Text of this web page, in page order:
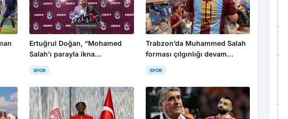
Ertuğrul Doğan, “Mohamed
Salah’ı parayla ikna
edemezsiniz”
SPOR
Trabzon’da Muhammed Salah
forması çılgınlığı devam
ediyor
SPOR